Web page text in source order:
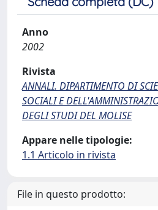
Anno
2002
Rivista
ANNALI. DIPARTIMENTO DI
SOCIALI E
DEGLI STUDI DEL MOLISE
Appare nelle tipologie:
1.1 Articolo in rivista
File in questo prodotto: